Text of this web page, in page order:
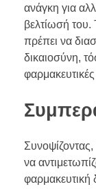
ανάγκη για
βελτίωσή του.
πρέπει να
δικαιοσύνη,
φαρμακευτικές
Συνοψίζοντας,
να
φαρμακευτική